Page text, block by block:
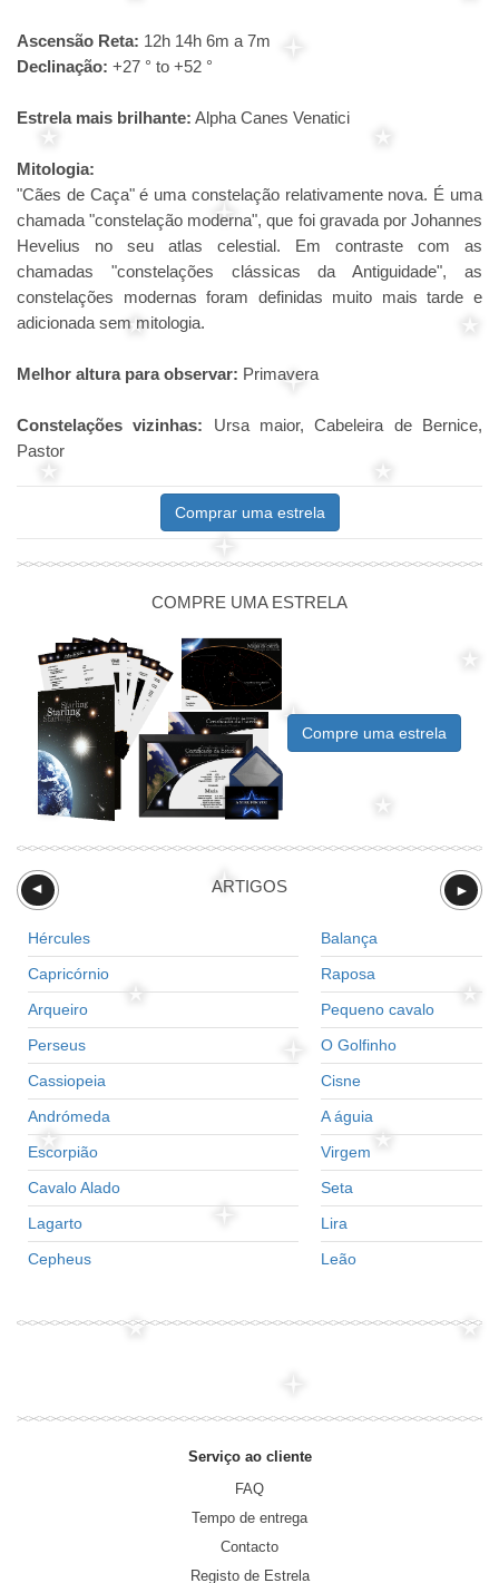
Ascensão Reta: 12h 14h 6m a 7m
Declinação: +27 ° to +52 °
Estrela mais brilhante: Alpha Canes Venatici
Mitologia:
"Cães de Caça" é uma constelação relativamente nova. É uma
chamada "constelação moderna", que foi gravada por Johannes
Hevelius no seu atlas celestial. Em contraste com as
chamadas "constelações clássicas da Antiguidade", as
constelações modernas foram definidas muito mais tarde e
adicionada sem mitologia.
Melhor altura para observar: Primavera
Constelações vizinhas: Ursa maior, Cabeleira de Bernice,
Pastor
Comprar uma estrela
COMPRE UMA ESTRELA
Compre uma estrela
ARTIGOS ►
►
Hércules
Capricórnio
Arqueiro
Perseus
Cassiopeia
Andrómeda
Escorpião
Cavalo Alado
Lagarto
Cepheus
Balança
Raposa
Pequeno cavalo
O Golfinho
Cisne
A águia
Virgem
Seta
Lira
Leão
Serviço ao cliente
FAQ
Tempo de entrega
Contacto
Registo de Estrela